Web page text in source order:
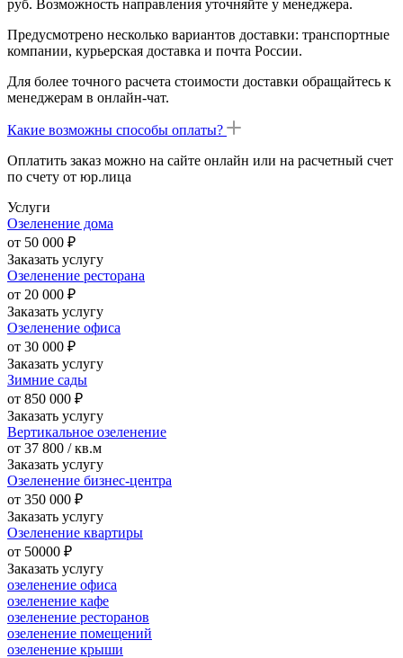
руб. Возможность направления уточняйте у менеджера.
Предусмотрено несколько вариантов доставки: транспортные
компании, курьерская доставка и почта России.
Для более точного расчета стоимости доставки обращайтесь к
менеджерам в онлайн-чат.
Какие возможны способы оплаты?
Оплатить заказ можно на сайте онлайн или на расчетный счет
по счету от юр.лица
Услуги
Озеленение дома
от 50 000 ₽
Заказать услугу
Озеленение ресторана
от 20 000 ₽
Заказать услугу
Озеленение офиса
от 30 000 ₽
Заказать услугу
Зимние сады
от 850 000 ₽
Заказать услугу
Вертикальное озеленение
от 37 800 / кв.м
Заказать услугу
Озеленение бизнес-центра
от 350 000 ₽
Заказать услугу
Озеленение квартиры
от 50000 ₽
Заказать услугу
озеленение офиса
озеленение кафе
озеленение ресторанов
озеленение помещений
озеленение крыши